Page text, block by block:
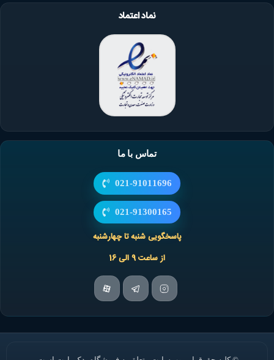
نماد اعتماد
تماس با ما
021-91011696
021-91300165
پاسخگویی شنبه تا چهارشنبه
از ساعت 9 الی 16